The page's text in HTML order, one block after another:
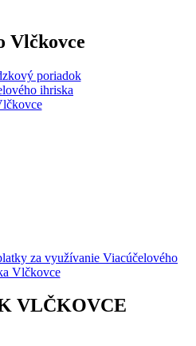
Vlčkovce
za využívanie Viacúčelového
Vlčkovce
VLČKOVCE